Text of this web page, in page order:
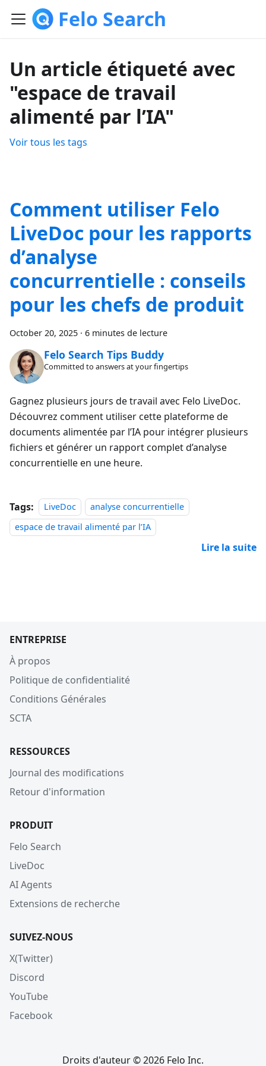
Felo Search
Un article étiqueté avec
"espace de travail
alimenté par l’IA"
Voir tous les tags
Comment utiliser Felo
LiveDoc pour les rapports
d’analyse
concurrentielle : conseils
pour les chefs de produit
October 20, 2025 · 6 minutes de lecture
Felo Search Tips Buddy
Committed to answers at your fingertips
Gagnez plusieurs jours de travail avec Felo LiveDoc.
Découvrez comment utiliser cette plateforme de
documents alimentée par l’IA pour intégrer plusieurs
fichiers et générer un rapport complet d’analyse
concurrentielle en une heure.
Tags: LiveDoc
analyse concurrentielle
espace de travail alimenté par l’IA
Lire la suite
ENTREPRISE
À propos
Politique de confidentialité
Conditions Générales
SCTA
RESSOURCES
Journal des modifications
Retour d'information
PRODUIT
Felo Search
LiveDoc
AI Agents
Extensions de recherche
SUIVEZ-NOUS
X(Twitter)
Discord
YouTube
Facebook
Droits d'auteur © 2026 Felo Inc.